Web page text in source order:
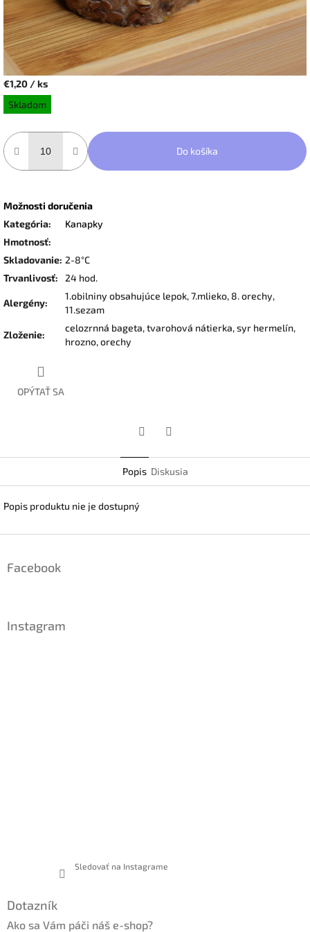
€1,20 / ks
Jednotková
cena:
Skladom
Do košíka
Možnosti doručenia
Kategória:
Kanapky
Hmotnosť:
Skladovanie: 2-8°C
Trvanlivosť: 24 hod.
Alergény:
1.obilniny obsahujúce lepok, 7.mlieko, 8. orechy,
11.sezam
Zloženie:
celozrnná bageta, tvarohová nátierka, syr hermelín,
hrozno, orechy
OPÝTAŤ SA
Popis Diskusia
Popis produktu nie je dostupný
Facebook
Instagram
Sledovať na Instagrame
Dotazník
Ako sa Vám páči náš e-shop?